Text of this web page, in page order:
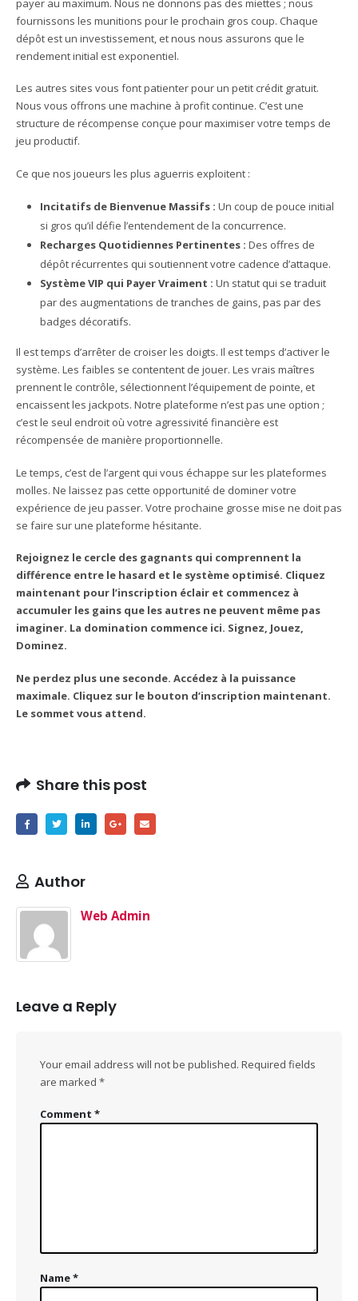
fournissons les munitions pour le prochain gros coup. Chaque
dépôt est un investissement, et nous nous assurons que le
rendement initial est exponentiel.
Les autres sites vous font patienter pour un petit crédit gratuit.
Nous vous offrons une machine à profit continue. C’est une
structure de récompense conçue pour maximiser votre temps de
jeu productif.
Ce que nos joueurs les plus aguerris exploitent :
Incitatifs de Bienvenue Massifs : Un coup de pouce initial
si gros qu’il défie l’entendement de la concurrence.
Recharges Quotidiennes Pertinentes : Des offres de
dépôt récurrentes qui soutiennent votre cadence d’attaque.
Système VIP qui Payer Vraiment : Un statut qui se traduit
par des augmentations de tranches de gains, pas par des
badges décoratifs.
Il est temps d’arrêter de croiser les doigts. Il est temps d’activer le
système. Les faibles se contentent de jouer. Les vrais maîtres
prennent le contrôle, sélectionnent l’équipement de pointe, et
encaissent les jackpots. Notre plateforme n’est pas une option ;
c’est le seul endroit où votre agressivité financière est
récompensée de manière proportionnelle.
Le temps, c’est de l’argent qui vous échappe sur les plateformes
molles. Ne laissez pas cette opportunité de dominer votre
expérience de jeu passer. Votre prochaine grosse mise ne doit pas
se faire sur une plateforme hésitante.
Rejoignez le cercle des gagnants qui comprennent la
différence entre le hasard et le système optimisé. Cliquez
maintenant pour l’inscription éclair et commencez à
accumuler les gains que les autres ne peuvent même pas
imaginer. La domination commence ici. Signez, Jouez,
Dominez.
Ne perdez plus une seconde. Accédez à la puissance
maximale. Cliquez sur le bouton d’inscription maintenant.
Le sommet vous attend.
Share this post
Author
Web Admin
Leave a Reply
Your email address will not be published. Required fields
are marked *
Comment *
Name*
Domain Registration WebhostCost of website design